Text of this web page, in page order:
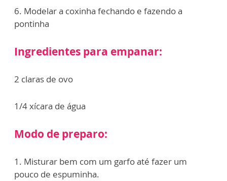
6. Modelar a coxinha fechando e fazendo a
pontinha
Ingredientes para empanar:
2 claras de ovo
1/4 xícara de água
Modo de preparo:
1. Misturar bem com um garfo até fazer um
pouco de espuminha.